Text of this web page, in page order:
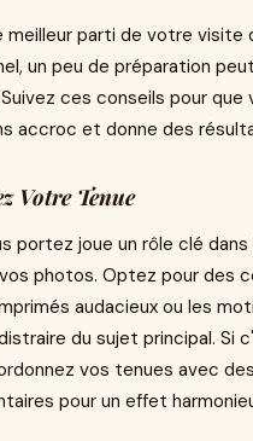
meilleur parti de votre visite
un peu de préparation
ces conseils pour que
accroc et donne des
Votre Tenue
portez joue un rôle clé dans
photos. Optez pour des
audacieux ou les
du sujet principal. Si
vos tenues avec
pour un effet